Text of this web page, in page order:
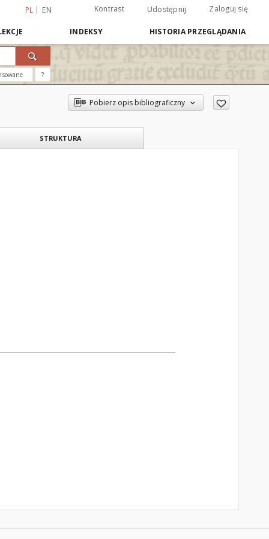
PL EN Kontrast Udostępnij Zaloguj się
INDEKSY HISTORIA PRZEGLĄDANIA
?
Pobierz opis bibliograficzny
STRUKTURA